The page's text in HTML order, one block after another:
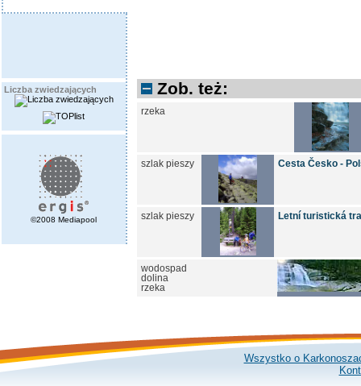
Liczba zwiedzających
©2008 Mediapool
Zob. też:
rzeka
szlak pieszy Cesta Česko -
szlak pieszy Letní turistická
wodospad
dolina
rzeka
Wszystko o